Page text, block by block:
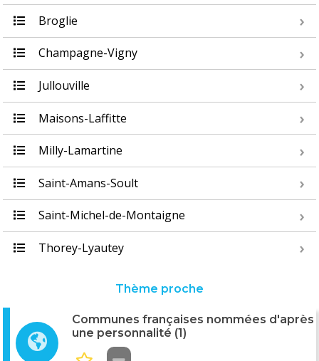
Broglie
Champagne-Vigny
Jullouville
Maisons-Laffitte
Milly-Lamartine
Saint-Amans-Soult
Saint-Michel-de-Montaigne
Thorey-Lyautey
Thème proche
Communes françaises nommées d'après
une personnalité (1)